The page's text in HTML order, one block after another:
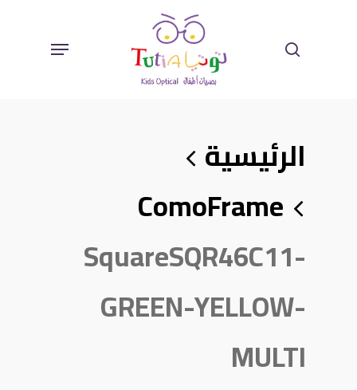
Content
Menu
الرئيسية
ComoFrame
SquareSQR46C11-
GREEN-YELLOW-
MULTI